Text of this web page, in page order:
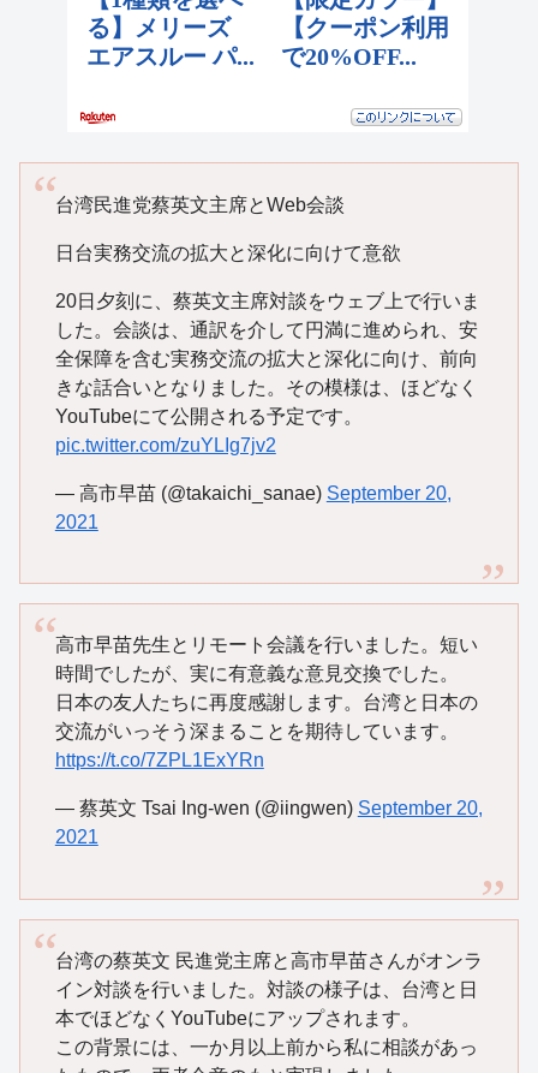
台湾民進党蔡英文主席とWeb会談
日台実務交流の拡大と深化に向けて意欲
20日夕刻に、蔡英文主席対談をウェブ上で行いま
した。会談は、通訳を介して円満に進められ、安
全保障を含む実務交流の拡大と深化に向け、前向
きな話合いとなりました。その模様は、ほどなく
YouTubeにて公開される予定です。
pic.twitter.com/zuYLIg7jv2
— 高市早苗 (@takaichi_sanae) September 20,
2021
高市早苗先生とリモート会議を行いました。短い
時間でしたが、実に有意義な意見交換でした。
日本の友人たちに再度感謝します。台湾と日本の
交流がいっそう深まることを期待しています。
https://t.co/7ZPL1ExYRn
— 蔡英文 Tsai Ing-wen (@iingwen) September 20,
2021
台湾の蔡英文 民進党主席と高市早苗さんがオンラ
イン対談を行いました。対談の様子は、台湾と日
本でほどなくYouTubeにアップされます。
この背景には、一か月以上前から私に相談があっ